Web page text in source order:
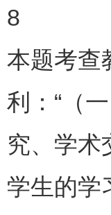
8
本题考查
利：“（
究、学术
学生的学